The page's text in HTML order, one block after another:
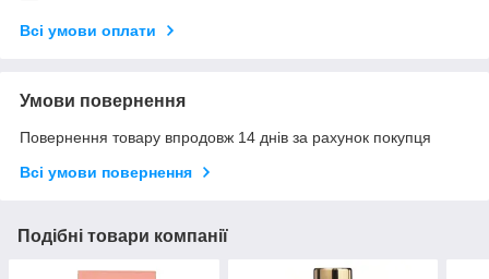
Всі умови оплати
Умови повернення
Повернення товару впродовж 14 днів за рахунок покупця
Всі умови повернення
Подібні товари компанії